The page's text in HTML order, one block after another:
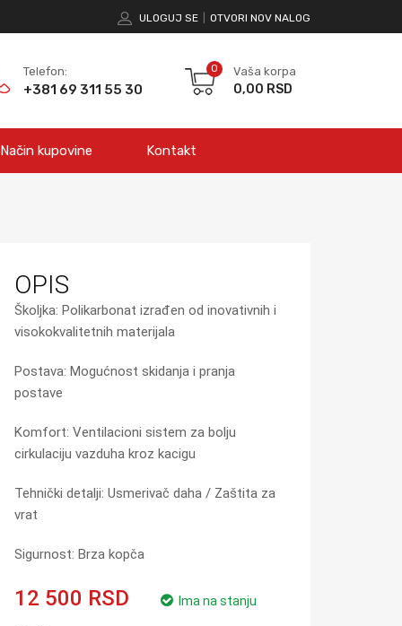
ULOGUJ SE OTVORI NOV NALOG
0 Vaša korpa
0,00 RSD
Telefon:
+381 69 311 55 30
Način kupovine Kontakt
OPIS
Školjka: Polikarbonat izrađen od inovativnih i
visokokvalitetnih materijala
Postava: Mogućnost skidanja i pranja
postave
Komfort: Ventilacioni sistem za bolju
cirkulaciju vazduha kroz kacigu
Tehnički detalji: Usmerivač daha / Zaštita za
vrat
Sigurnost: Brza kopča
12 500 RSD Ima na stanju